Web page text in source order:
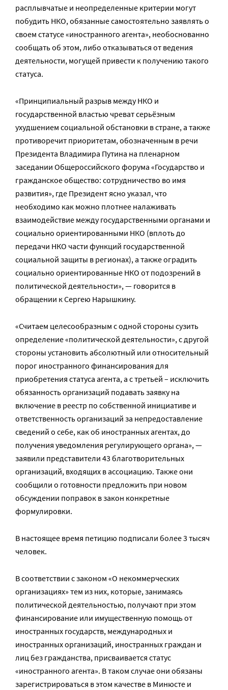
расплывчатые и неопределенные критерии могут
побудить НКО, обязанные самостоятельно заявлять о
своем статусе «иностранного агента», необоснованно
сообщать об этом, либо отказываться от ведения
деятельности, могущей привести к получению такого
статуса.
«Принципиальный разрыв между НКО и
государственной властью чреват серьёзным
ухудшением социальной обстановки в стране, а также
противоречит приоритетам, обозначенным в речи
Президента Владимира Путина на пленарном
заседании Общероссийского форума «Государство и
гражданское общество: сотрудничество во имя
развития», где Президент ясно указал, что
необходимо как можно плотнее налаживать
взаимодействие между государственными органами и
социально ориентированными НКО (вплоть до
передачи НКО части функций государственной
социальной защиты в регионах), а также оградить
социально ориентированные НКО от подозрений в
политической деятельности», — говорится в
обращении к Сергею Нарышкину.
«Считаем целесообразным с одной стороны сузить
определение «политической деятельности», с другой
стороны установить абсолютный или относительный
порог иностранного финансирования для
приобретения статуса агента, а с третьей – исключить
обязанность организаций подавать заявку на
включение в реестр по собственной инициативе и
ответственность организаций за непредоставление
сведений о себе, как об иностранных агентах, до
получения уведомления регулирующего органа», —
заявили представители 43 благотворительных
организаций, входящих в ассоциацию. Также они
сообщили о готовности предложить при новом
обсуждении поправок в закон конкретные
формулировки.
В настоящее время петицию подписали более 3 тысяч
человек.
В соответствии с законом «О некоммерческих
организациях» тем из них, которые, занимаясь
политической деятельностью, получают при этом
финансирование или имущественную помощь от
иностранных государств, международных и
иностранных организаций, иностранных граждан и
лиц без гражданства, присваивается статус
«иностранного агента». В таком случае они обязаны
зарегистрироваться в этом качестве в Минюсте и